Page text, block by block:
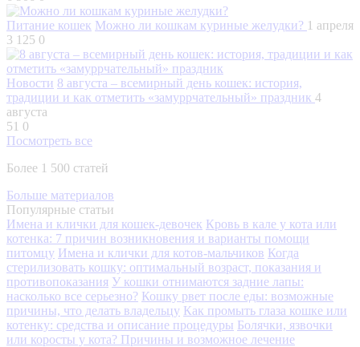
Питание кошек Можно ли кошкам куриные желудки? 1 апреля
3 125 0
Новости 8 августа – всемирный день кошек: история,
традиции и как отметить «замуррчательный» праздник 4
августа
51 0
Посмотреть все
Более 1 500 статей
Больше материалов
Популярные статьи
Имена и клички для кошек-девочек Кровь в кале у кота или
котенка: 7 причин возникновения и варианты помощи
питомцу Имена и клички для котов-мальчиков Когда
стерилизовать кошку: оптимальный возраст, показания и
противопоказания У кошки отнимаются задние лапы:
насколько все серьезно? Кошку рвет после еды: возможные
причины, что делать владельцу Как промыть глаза кошке или
котенку: средства и описание процедуры Болячки, язвочки
или коросты у кота? Причины и возможное лечение